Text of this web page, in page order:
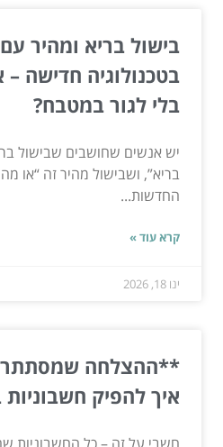
בישול בריא ומהיר עם
בטכנולוגיה חדישה –
בלי לגור במטבח?
יש אנשים שחושבים שבישול
בריא”, ושבישול מהיר זה “או
החדשות...
קרא עוד »
ינו 18, 2026
**ההצלחה
איך להפיק